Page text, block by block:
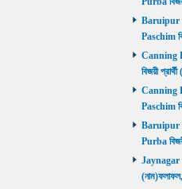
Baruipur
Paschim
Canning
বিজয়ী
Canning
Paschim
Baruipur
Purba
Jaynagar